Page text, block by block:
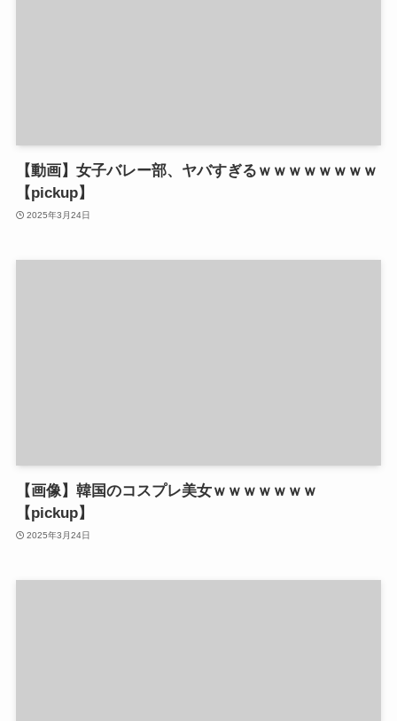
【動画】女子バレー部、ヤバすぎるｗｗｗｗｗｗｗｗ
【pickup】
2025年3月24日
【画像】韓国のコスプレ美女ｗｗｗｗｗｗｗ
【pickup】
2025年3月24日